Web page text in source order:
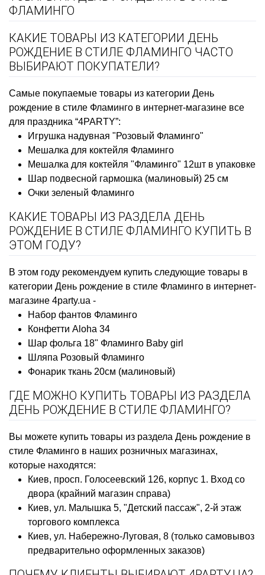
ФЛАМИНГО
КАКИЕ ТОВАРЫ ИЗ КАТЕГОРИИ ДЕНЬ
РОЖДЕНИЕ В СТИЛЕ ФЛАМИНГО ЧАСТО
ВЫБИРАЮТ ПОКУПАТЕЛИ?
Самые покупаемые товары из категории День
рождение в стиле Фламинго в интернет-магазине все
для праздника “4PARTY”:
Игрушка надувная "Розовый Фламинго"
Мешалка для коктейля Фламинго
Мешалка для коктейля "Фламинго" 12шт в упаковке
Шар подвесной гармошка (малиновый) 25 см
Очки зеленый Фламинго
КАКИЕ ТОВАРЫ ИЗ РАЗДЕЛА ДЕНЬ
РОЖДЕНИЕ В СТИЛЕ ФЛАМИНГО КУПИТЬ В
ЭТОМ ГОДУ?
В этом году рекомендуем купить следующие товары в
категории День рождение в стиле Фламинго в интернет-
магазине 4party.ua -
Набор фантов Фламинго
Конфетти Aloha 34
Шар фольга 18" Фламинго Baby girl
Шляпа Розовый Фламинго
Фонарик ткань 20см (малиновый)
ГДЕ МОЖНО КУПИТЬ ТОВАРЫ ИЗ РАЗДЕЛА
ДЕНЬ РОЖДЕНИЕ В СТИЛЕ ФЛАМИНГО?
Вы можете купить товары из раздела День рождение в
стиле Фламинго в наших розничных магазинах,
которые находятся:
Киев, просп. Голосеевский 126, корпус 1. Вход со
двора (крайний магазин справа)
Киев, ул. Малышка 5, "Детский пассаж", 2-й этаж
торгового комплекса
Киев, ул. Набережно-Луговая, 8 (только самовывоз
предварительно оформленных заказов)